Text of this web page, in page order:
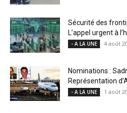
Sécurité des
L’appel urgent à
- A LA UNE 4 août
Nominations :
Représentation
- A LA UNE 1 août